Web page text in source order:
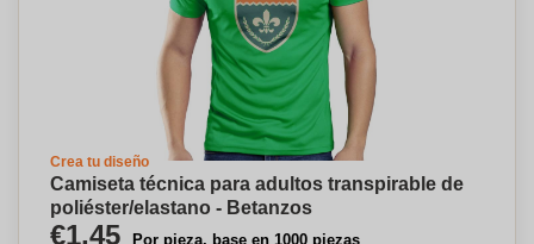
Crea tu diseño
Camiseta técnica para adultos transpirable de
poliéster/elastano - Betanzos
€1,45 Por pieza, base en 1000 piezas